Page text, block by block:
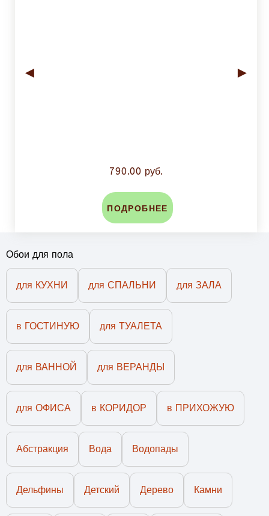
◄ ►
790.00 руб.
ПОДРОБНЕЕ
Обои для пола
для КУХНИ для СПАЛЬНИ для ЗАЛА
в ГОСТИНУЮ для ТУАЛЕТА
для ВАННОЙ для ВЕРАНДЫ
для ОФИСА в КОРИДОР в ПРИХОЖУЮ
Абстракция Вода Водопады
Дельфины Детский Дерево Камни